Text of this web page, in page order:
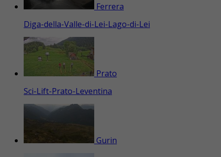
Ferrera
Diga-della-Valle-di-Lei-Lago-di-Lei
Prato
Sci-Lift-Prato-Leventina
Gurin